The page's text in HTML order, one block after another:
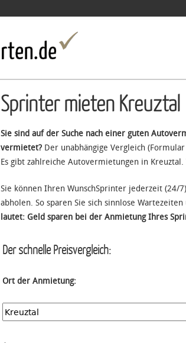
Sprinter mieten Kreuztal
Sie sind auf der Suche nach einer guten
vermietet? Der unabhängige Vergleich
Es gibt zahlreiche Autovermietungen in
Sie können Ihren WunschSprinter jederzeit
abholen. So sparen Sie sich sinnlose
lautet: Geld sparen bei der Anmietung Ihres
Der schnelle Preisvergleich:
Ort der Anmietung: